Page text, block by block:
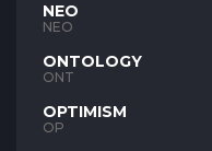
NEO
NEO
ONTOLOGY
ONT
OPTIMISM
OP